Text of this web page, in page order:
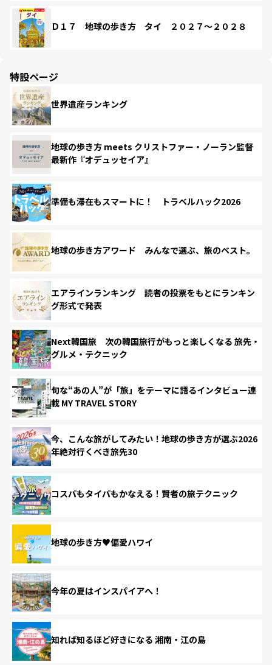
Ｄ１７ 地球の歩き方 タイ ２０２７～２０２８
特設ページ
世界遺産ランキング
地球の歩き方 meets クリストファー・ノーラン監督
最新作『オデュッセイア』
準備も滞在もスマートに！ トラベルハック2026
地球の歩き方アワード みんなで選ぶ、旅のベスト。
エアラインランキング 読者の投票をもとにランキン
グ形式で発表
Next韓国旅 次の韓国旅行がもっと楽しくなる 旅先・
グルメ・テクニック
旬な“あの人”が「旅」をテーマに語るインタビュー連
載 MY TRAVEL STORY
今、こんな旅がしてみたい！地球の歩き方が選ぶ2026
年絶対行くべき旅先30
コスパもタイパもかなえる！賢者の旅テクニック
地球の歩き方♥偏愛ハワイ
今年の夏はインスパイアへ！
知れば知るほど好きになる 湘南・江の島